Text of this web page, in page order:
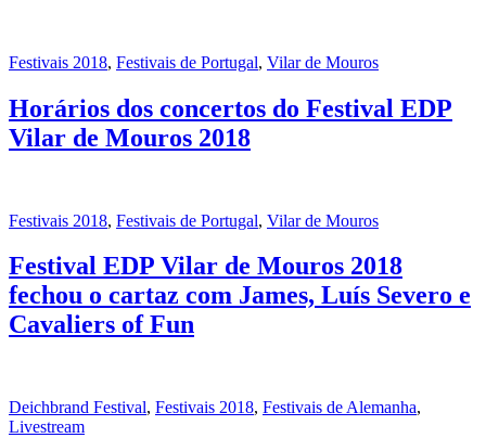
Festivais 2018, Festivais de Portugal, Vilar de Mouros
Horários dos concertos do Festival EDP
Vilar de Mouros 2018
Festivais 2018, Festivais de Portugal, Vilar de Mouros
Festival EDP Vilar de Mouros 2018
fechou o cartaz com James, Luís Severo e
Cavaliers of Fun
Deichbrand Festival, Festivais 2018, Festivais de Alemanha,
Livestream